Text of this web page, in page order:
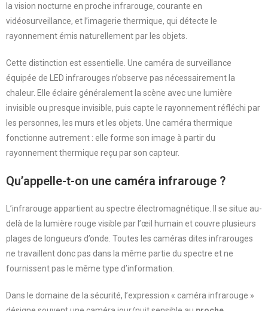
la vision nocturne en proche infrarouge, courante en
vidéosurveillance, et l’imagerie thermique, qui détecte le
rayonnement émis naturellement par les objets.
Cette distinction est essentielle. Une caméra de surveillance
équipée de LED infrarouges n’observe pas nécessairement la
chaleur. Elle éclaire généralement la scène avec une lumière
invisible ou presque invisible, puis capte le rayonnement réfléchi par
les personnes, les murs et les objets. Une caméra thermique
fonctionne autrement : elle forme son image à partir du
rayonnement thermique reçu par son capteur.
Qu’appelle-t-on une caméra infrarouge ?
L’infrarouge appartient au spectre électromagnétique. Il se situe au-
delà de la lumière rouge visible par l’œil humain et couvre plusieurs
plages de longueurs d’onde. Toutes les caméras dites infrarouges
ne travaillent donc pas dans la même partie du spectre et ne
fournissent pas le même type d’information.
Dans le domaine de la sécurité, l’expression « caméra infrarouge »